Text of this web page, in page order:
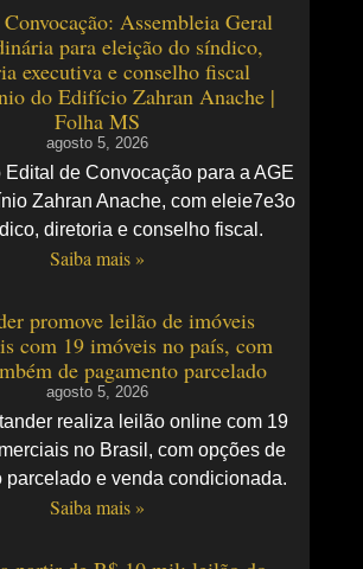
Assembleia Geral
para eleição do síndico,
executiva e conselho fiscal
do Edifício Zahran Anache |
Folha MS
agosto 5, 2026
de Convocação para a AGE
Zahran Anache, com eleie7e3o
diretoria e conselho fiscal.
Saiba mais »
promove leilão de imóveis
com 19 imóveis no país, com
de pagamento parcelado
agosto 5, 2026
realiza leilão online com 19
no Brasil, com opções de
parcelado e venda condicionada.
Saiba mais »